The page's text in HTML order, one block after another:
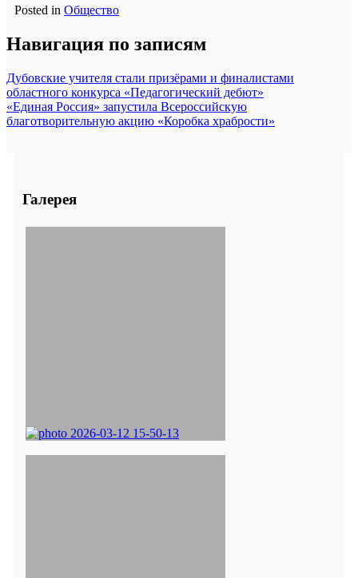
Posted in Общество
Навигация по записям
Дубовские учителя стали призёрами и финалистами
областного конкурса «Педагогический дебют»
«Единая Россия» запустила Всероссийскую
благотворительную акцию «Коробка храбрости»
Галерея